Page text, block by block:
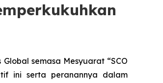
semasa Mesyuarat “SCO
ini serta peranannya dalam